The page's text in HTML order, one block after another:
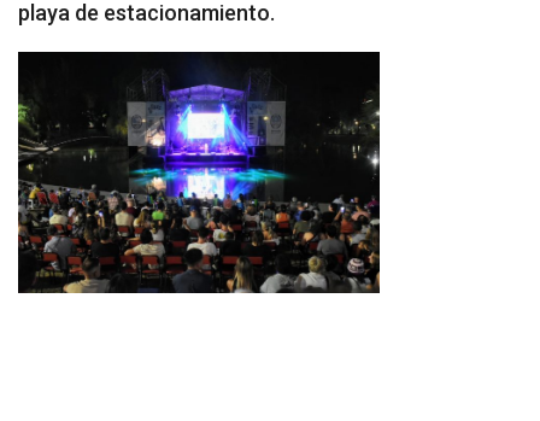
playa de estacionamiento.